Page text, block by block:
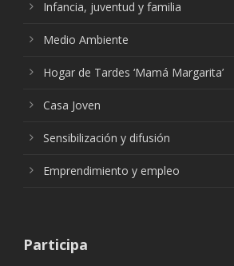
Infancia, juventud y familia
Medio Ambiente
Hogar de Tardes ‘Mamá Margarita’
Casa Joven
Sensibilización y difusión
Emprendimiento y empleo
Participa